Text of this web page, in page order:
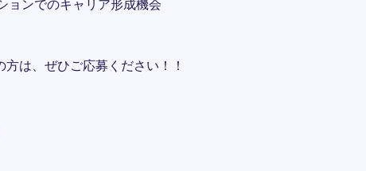
ョンでのキャリア形成機会
は、ぜひご応募ください！！